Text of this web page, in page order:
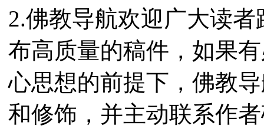
2.佛教导航欢迎广大读
布高质量的稿件，如果
心思想的前提下，佛教
和修饰，并主动联系作